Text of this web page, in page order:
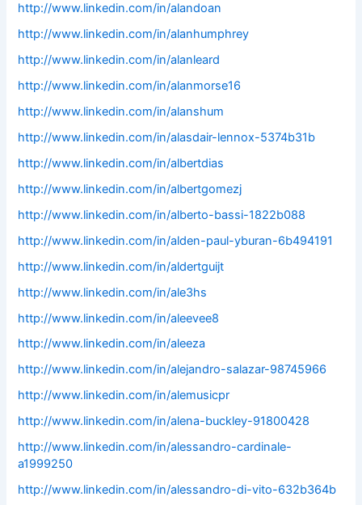
http://www.linkedin.com/in/alandoan
http://www.linkedin.com/in/alanhumphrey
http://www.linkedin.com/in/alanleard
http://www.linkedin.com/in/alanmorse16
http://www.linkedin.com/in/alanshum
http://www.linkedin.com/in/alasdair-lennox-5374b31b
http://www.linkedin.com/in/albertdias
http://www.linkedin.com/in/albertgomezj
http://www.linkedin.com/in/alberto-bassi-1822b088
http://www.linkedin.com/in/alden-paul-yburan-6b494191
http://www.linkedin.com/in/aldertguijt
http://www.linkedin.com/in/ale3hs
http://www.linkedin.com/in/aleevee8
http://www.linkedin.com/in/aleeza
http://www.linkedin.com/in/alejandro-salazar-98745966
http://www.linkedin.com/in/alemusicpr
http://www.linkedin.com/in/alena-buckley-91800428
http://www.linkedin.com/in/alessandro-cardinale-
a1999250
http://www.linkedin.com/in/alessandro-di-vito-632b364b